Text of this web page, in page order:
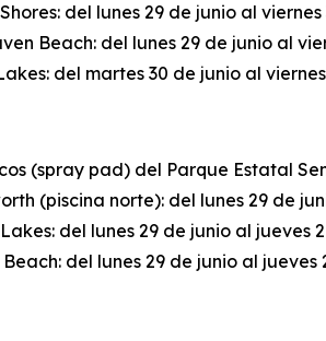
del lunes 29 de junio al viernes
Beach: del lunes 29 de junio al
del martes 30 de junio al
(spray pad) del Parque Estatal
(piscina norte): del lunes 29 de
del lunes 29 de junio al jueves
del lunes 29 de junio al jueves